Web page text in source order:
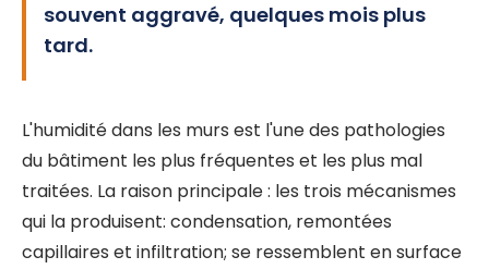
souvent aggravé, quelques mois plus
tard.
L'humidité dans les murs est l'une des pathologies
du bâtiment les plus fréquentes et les plus mal
traitées. La raison principale : les trois mécanismes
qui la produisent: condensation, remontées
capillaires et infiltration; se ressemblent en surface